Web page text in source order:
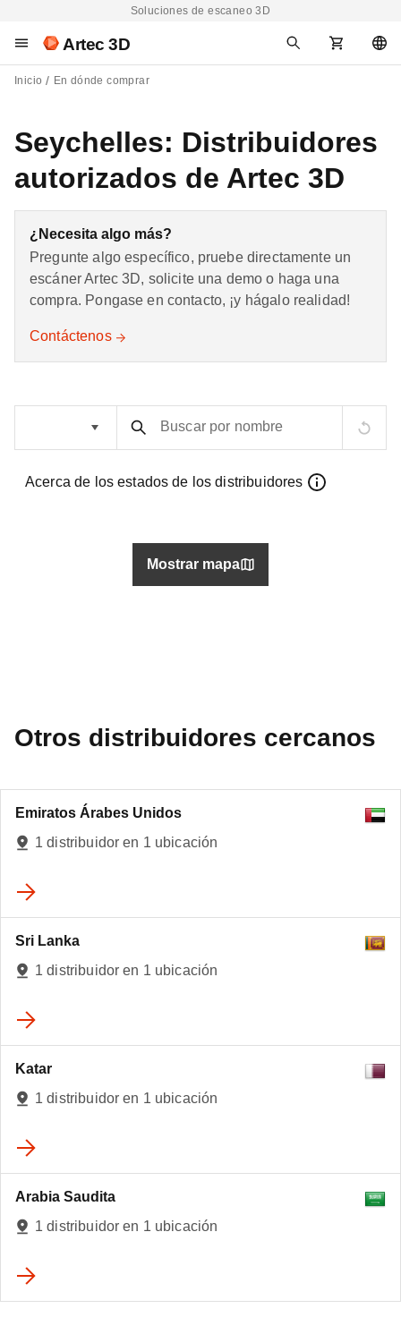
Soluciones de escaneo 3D
Artec 3D
Inicio En dónde comprar
Seychelles: Distribuidores
autorizados de Artec 3D
¿Necesita algo más?
Pregunte algo específico, pruebe directamente un
escáner Artec 3D, solicite una demo o haga una
compra. Pongase en contacto, ¡y hágalo realidad!
Contáctenos
Buscar por nombre
Acerca de los estados de los distribuidores
Mostrar mapa
Otros distribuidores cercanos
Emiratos Árabes Unidos
1 distribuidor en 1 ubicación
Sri Lanka
1 distribuidor en 1 ubicación
Katar
1 distribuidor en 1 ubicación
Arabia Saudita
1 distribuidor en 1 ubicación